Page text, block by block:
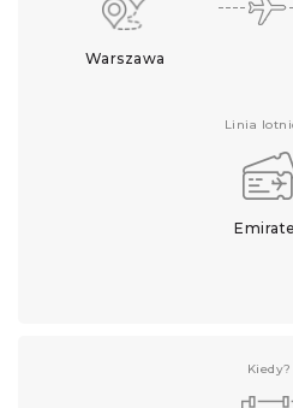
Warszawa
Linia
Kiedy?